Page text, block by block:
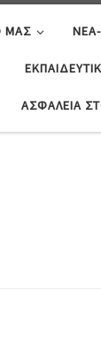
ΜΑΣ
ΑΣΦΆΛΕΙΑ